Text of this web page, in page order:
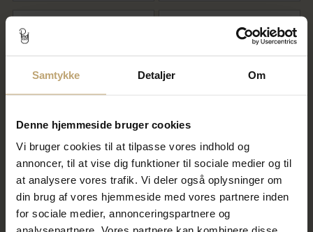
Samtykke Detaljer Om
Denne hjemmeside bruger cookies
Vi bruger cookies til at tilpasse vores indhold og
annoncer, til at vise dig funktioner til sociale medier og til
at analysere vores trafik. Vi deler også oplysninger om
din brug af vores hjemmeside med vores partnere inden
for sociale medier, annonceringspartnere og
SALE
Ring firkantet profil (str. 60-
69) 8 kt.
11.015,00 kr
8.812,00 kr
Ring kugler hele vejen rundt,
br. 2,8 mm. massiv, str. -59. 14
kt.
10.840,00 kr
8.672,00 kr